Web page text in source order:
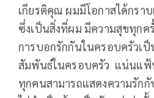
เกียรติคุณ ผมมีโอกาสได้กรา
ซึ่งเป็นสิ่งที่ผม มีความสุขทุกค
การบอกรักกันในครอบครัวเ
สัมพันธ์ในครอบครัว แน่นแฟ้
ทุกคนสามารถแสดงความรัก